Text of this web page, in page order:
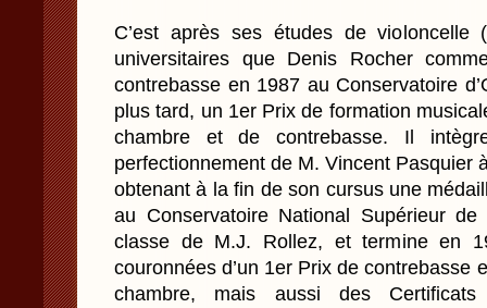
C’est après ses études de
universitaires que Denis Rocher
contrebasse en 1987 au Conservatoire
plus tard, un 1er Prix de formation
chambre et de contrebasse. Il
perfectionnement de M. Vincent Pasquier
obtenant à la fin de son cursus une
au Conservatoire National Supérieur
classe de M.J. Rollez, et termine en
couronnées d’un 1er Prix de contrebasse
chambre, mais aussi des